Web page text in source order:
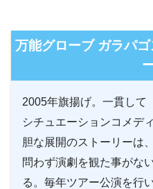
万能グローブ ガラパ
2005年旗揚げ。一貫して
シチュエーションコメデ
胆な展開のストーリーは
問わず演劇を観た事がな
る。毎年ツアー公演を行